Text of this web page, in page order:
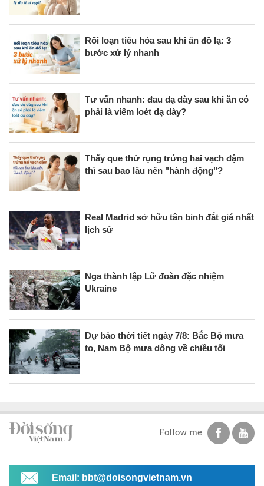
Rối loạn tiêu hóa sau khi ăn đồ lạ: 3
bước xử lý nhanh
Tư vấn nhanh: đau dạ dày sau khi ăn có
phải là viêm loét dạ dày?
Thấy que thử rụng trứng hai vạch đậm
thì sau bao lâu nên "hành động"?
Real Madrid sở hữu tân binh đắt giá nhất
lịch sử
Nga thành lập Lữ đoàn đặc nhiệm
Ukraine
Dự báo thời tiết ngày 7/8: Bắc Bộ mưa
to, Nam Bộ mưa dông về chiều tối
Follow me
Email: bbt@doisongvietnam.vn